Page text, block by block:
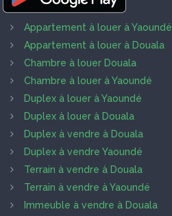
Appartement à louer à Yaoundé
Appartement à louer à Douala
Chambre à louer Douala
Chambre à louer à Yaoundé
Duplex à louer à Yaoundé
Duplex à louer à Douala
Duplex à vendre à Douala
Duplex à vendre Yaoundé
Terrain à vendre à Douala
Terrain à vendre à Yaoundé
Immeuble à vendre à Douala